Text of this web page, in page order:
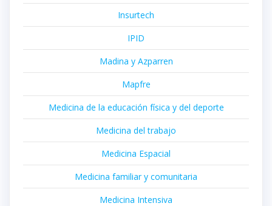
Insurtech
IPID
Madina y Azparren
Mapfre
Medicina de la educación física y del deporte
Medicina del trabajo
Medicina Espacial
Medicina familiar y comunitaria
Medicina Intensiva